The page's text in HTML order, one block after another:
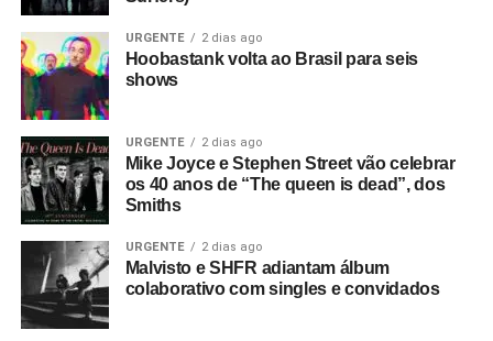
URGENTE 2 dias ago
Hoobastank volta ao Brasil para seis
shows
URGENTE 2 dias ago
Mike Joyce e Stephen Street vão celebrar
os 40 anos de “The queen is dead”, dos
Smiths
URGENTE 2 dias ago
Malvisto e SHFR adiantam álbum
colaborativo com singles e convidados